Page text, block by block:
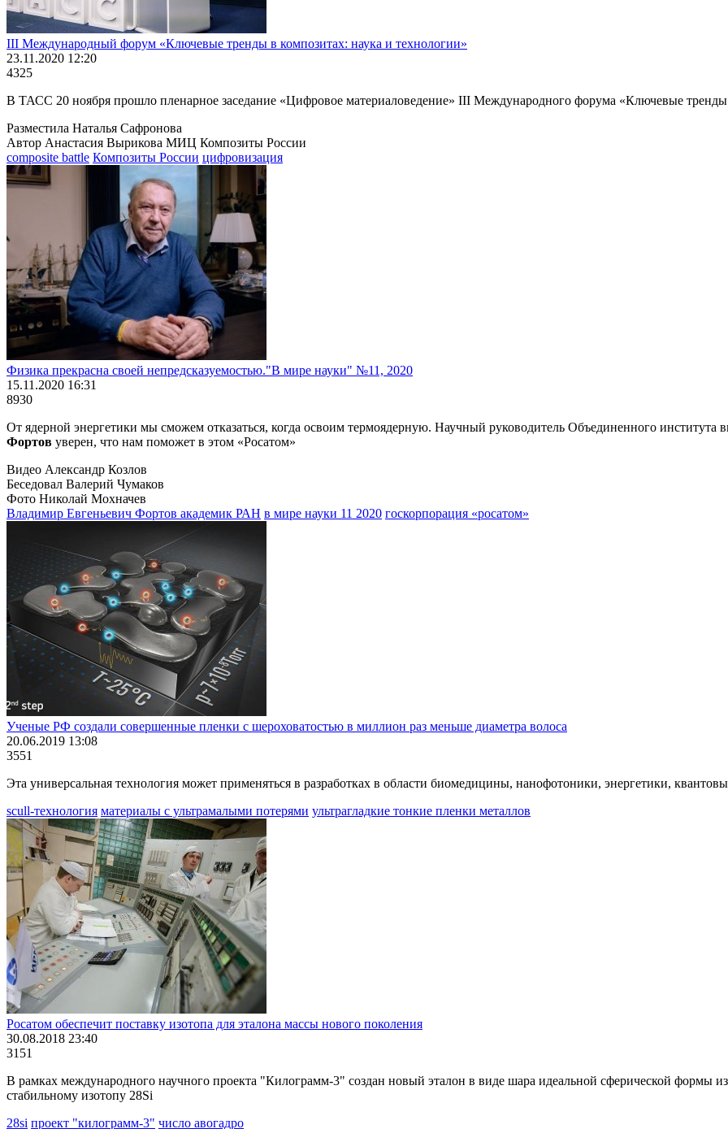
III Международный форум «Ключевые тренды в композитах: наука и технологии»
23.11.2020 12:20
4325
В ТАСС 20 ноября прошло пленарное заседание «Цифровое материаловедение» III Международного форума «Ключевые тренды
Разместила Наталья Сафронова
Автор Анастасия Вырикова МИЦ Композиты России
composite battle Композиты России цифровизация
Физика прекрасна своей непредсказуемостью."В мире науки" №11, 2020
15.11.2020 16:31
8930
От ядерной энергетики мы сможем отказаться, когда освоим термоядерную. Научный руководитель Объединенного
Фортов уверен, что нам поможет в этом «Росатом»
Видео Александр Козлов
Беседовал Валерий Чумаков
Фото Николай Мохначев
Владимир Евгеньевич Фортов академик РАН в мире науки 11 2020 госкорпорация «росатом»
Ученые РФ создали совершенные пленки с шероховатостью в миллион раз меньше диаметра волоса
20.06.2019 13:08
3551
Эта универсальная технология может применяться в разработках в области биомедицины, нанофотоники, энергетики,
scull-технология материалы с ультрамалыми потерями ультрагладкие тонкие пленки металлов
Росатом обеспечит поставку изотопа для эталона массы нового поколения
30.08.2018 23:40
3151
В рамках международного научного проекта "Килограмм-3" создан новый эталон в виде шара идеальной сферической формы
стабильному изотопу 28Si
28si проект "килограмм-3" число авогадро